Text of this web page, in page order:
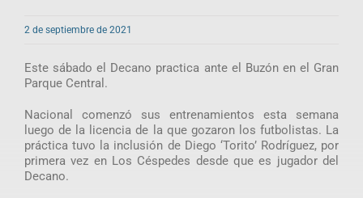
2 de septiembre de 2021
Este sábado el Decano practica ante el Buzón en el Gran
Parque Central.
Nacional comenzó sus entrenamientos esta semana
luego de la licencia de la que gozaron los futbolistas. La
práctica tuvo la inclusión de Diego ‘Torito’ Rodríguez, por
primera vez en Los Céspedes desde que es jugador del
Decano.